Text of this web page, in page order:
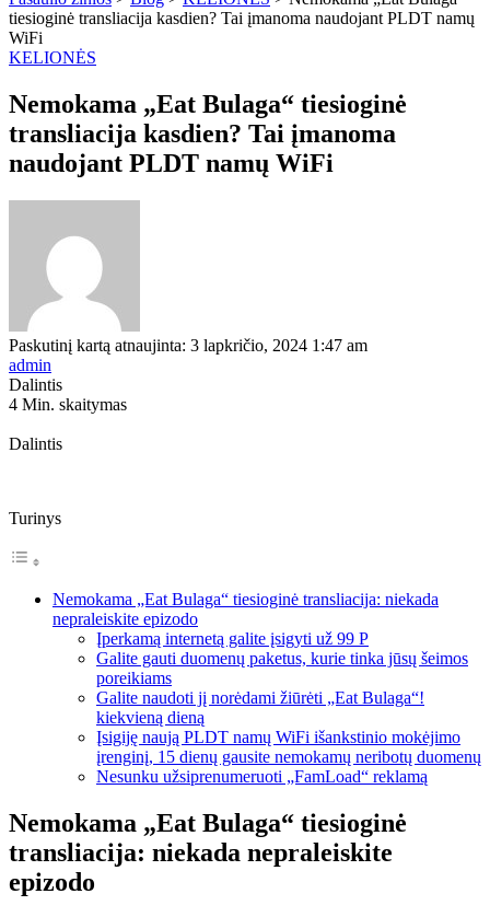
tiesioginė transliacija kasdien? Tai įmanoma naudojant PLDT namų
WiFi
KELIONĖS
Nemokama „Eat Bulaga“ tiesioginė
transliacija kasdien? Tai įmanoma
naudojant PLDT namų WiFi
Paskutinį kartą atnaujinta: 3 lapkričio, 2024 1:47 am
admin
Dalintis
4 Min. skaitymas
Dalintis
Turinys
Nemokama „Eat Bulaga“ tiesioginė transliacija: niekada
nepraleiskite epizodo
Įperkamą internetą galite įsigyti už 99 P
Galite gauti duomenų paketus, kurie tinka jūsų šeimos
poreikiams
Galite naudoti jį norėdami žiūrėti „Eat Bulaga“!
kiekvieną dieną
Įsigiję naują PLDT namų WiFi išankstinio mokėjimo
įrenginį, 15 dienų gausite nemokamų neribotų duomenų
Nesunku užsiprenumeruoti „FamLoad“ reklamą
Nemokama „Eat Bulaga“ tiesioginė
transliacija: niekada nepraleiskite
epizodo